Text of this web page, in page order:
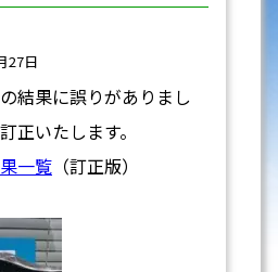
27日
結果に誤りがありまし
正いたします。
一覧 （訂正版）